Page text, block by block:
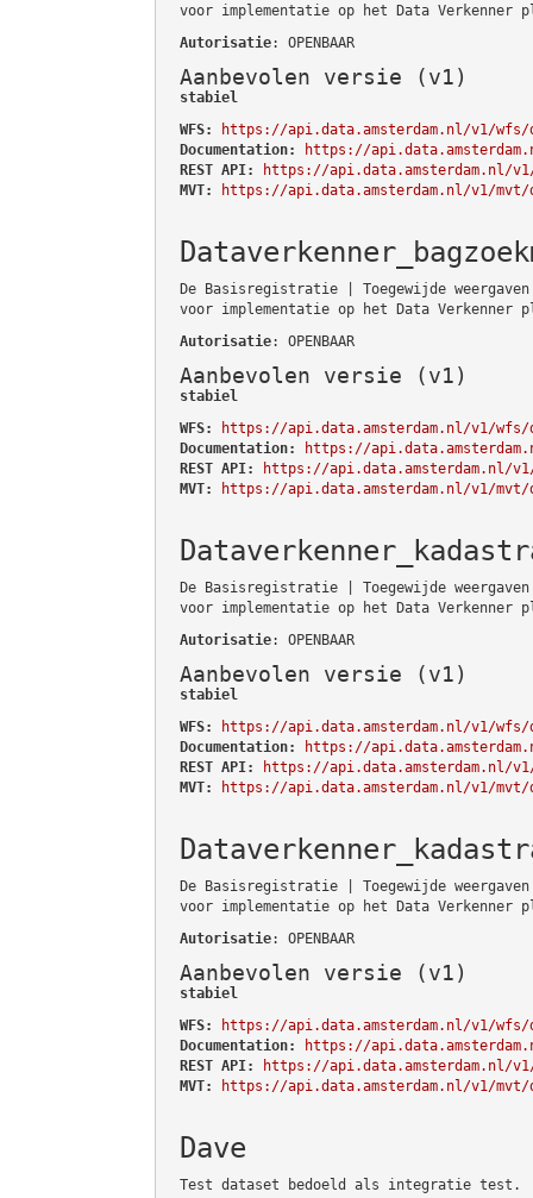
voor implementatie op het Data Verkenner
Autorisatie: OPENBAAR
Aanbevolen versie (v1)
stabiel
WFS:
https://api.data.amsterdam.nl/v1/wfs/
Documentation:
https://
REST API:
https://api.data.amsterdam.nl/
MVT:
https://api.data.amsterdam.nl/v1/mvt/
De Basisregistratie | Toegewijde
voor implementatie op het Data Verkenner
Autorisatie: OPENBAAR
Aanbevolen versie (v1)
stabiel
WFS:
https://api.data.amsterdam.nl/v1/wfs/
Documentation:
https://
REST API:
https://api.data.amsterdam.nl/v1/
MVT:
https://api.data.amsterdam.nl/v1/mvt/
De Basisregistratie | Toegewijde
voor implementatie op het Data Verkenner
Autorisatie: OPENBAAR
Aanbevolen versie (v1)
stabiel
WFS:
https://api.data.amsterdam.nl/v1/wfs/
Documentation:
https://
REST API:
https://api.data.amsterdam.nl/
MVT:
https://api.data.amsterdam.nl/v1/
De Basisregistratie | Toegewijde
voor implementatie op het Data Verkenner
Autorisatie: OPENBAAR
Aanbevolen versie (v1)
stabiel
WFS:
https://api.data.amsterdam.nl/v1/wfs/
Documentation:
https://
REST API:
https://api.data.amsterdam.nl/
MVT:
https://api.data.amsterdam.nl/v1/mvt/
Dave
Test dataset bedoeld als integratie test.